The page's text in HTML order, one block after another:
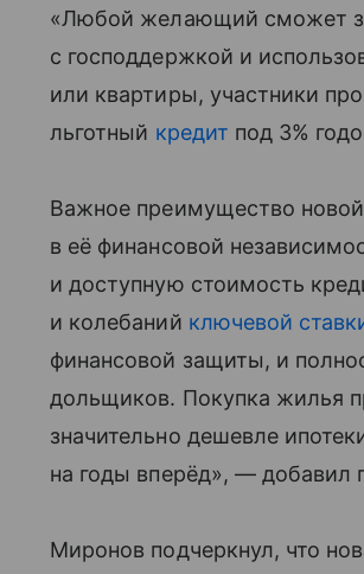
«Любой желающий сможет
с господдержкой и
или квартиры, участники
льготный кредит под 3%
Важное преимущество
в её финансовой
и доступную стоимость
и колебаний ключевой
финансовой защиты, и
дольщиков. Покупка жилья
значительно дешевле
на годы вперёд», — добавил
Миронов подчеркнул, что